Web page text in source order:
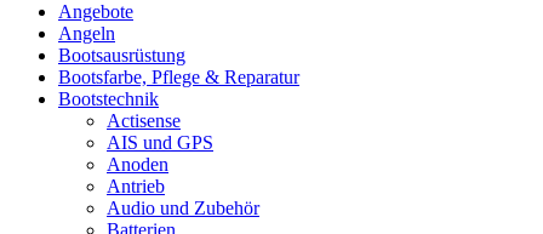
Angebote
Angeln
Bootsausrüstung
Bootsfarbe, Pflege & Reparatur
Bootstechnik
Actisense
AIS und GPS
Anoden
Antrieb
Audio und Zubehör
Batterien